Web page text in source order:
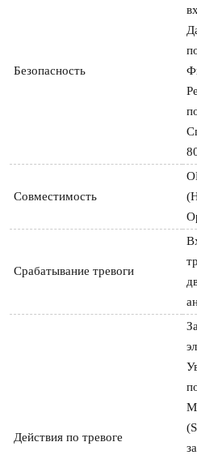
Безопасность
Совместимость
Срабатывание тревоги
Действия по тревоге